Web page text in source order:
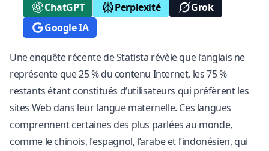
ChatGPT Perplexité
Grok
Google IA
Une enquête récente de Statista révèle que l’anglais ne
représente que 25 % du contenu Internet, les 75 %
restants étant constitués d’utilisateurs qui préfèrent les
sites Web dans leur langue maternelle. Ces langues
comprennent certaines des plus parlées au monde,
comme le chinois, l’espagnol, l’arabe et l’indonésien, qui